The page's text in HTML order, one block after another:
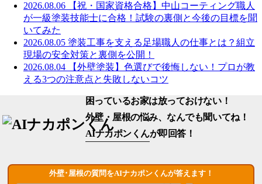
2026.08.06
【祝・国家資格合格】中山コーティング職人
が一級塗装技能士に合格！試験の裏側と今後の目標を聞
いてみた
2026.08.05 塗装工事を支える足場職人の仕事とは？組立
現場の安全対策と裏側を公開！
2026.08.04
【外壁塗装】色選びで後悔しない！プロが教
える3つの注意点と失敗しないコツ
困っているお家は放っておけない！
外壁・屋根の悩み、なんでも聞いてね！
AIナカポンくんが即回答！
外壁･屋根の質問をAIナカポンくんが答えます！